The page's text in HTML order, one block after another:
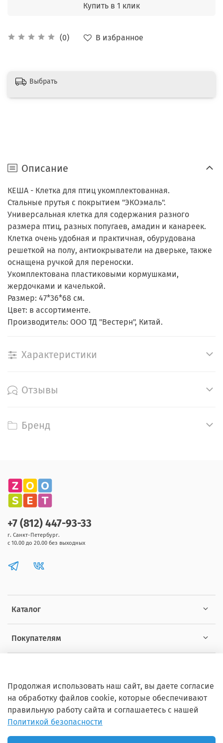
(0) В избранное
Купить в 1 клик
Выбрать
Описание
КЕША - Клетка для птиц укомплектованная.
Стальные прутья с покрытием "ЭКОэмаль".
Универсальная клетка для содержания разного
размера птиц, разных попугаев, амадин и канареек.
Клетка очень удобная и практичная, обурудована
решеткой на полу, антиокрыватели на дверьке, также
оснащена ручкой для переноски.
Укомплектована пластиковыми кормушками,
жердочками и качелькой.
Размер: 47*36*68 см.
Цвет: в ассортименте.
Производитель: ООО ТД "Вестерн", Китай.
Характеристики
Отзывы
Бренд
Каталог
Покупателям
+7 (812) 447-93-33
г. Санкт-Петербург.
с 10.00 до 20.00 без выходных
Copyright © 2012 - 2026 ZOOSET Все права защищены.
Продолжая использовать наш сайт, вы даете согласие
на обработку файлов cookie, которые обеспечивают
правильную работу сайта и соглашаетесь с нашей
Политикой безопасности